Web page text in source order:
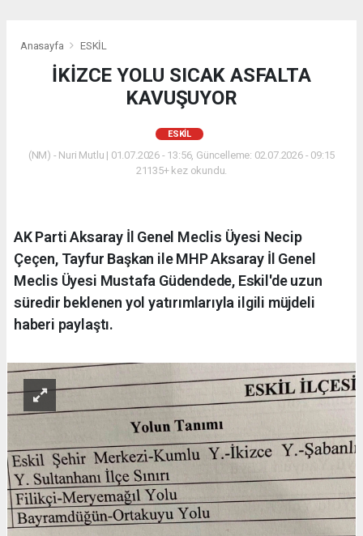
Anasayfa ESKİL
İKİZCE YOLU SICAK ASFALTA
KAVUŞUYOR
ESKİL
(NM) - Nuri Mutlu | 01.07.2026 - 13:56, Güncelleme: 02.07.2026 - 09:15
21135+ kez okundu.
AK Parti Aksaray İl Genel Meclis Üyesi Necip
Çeçen, Tayfur Başkan ile MHP Aksaray İl Genel
Meclis Üyesi Mustafa Güdendede, Eskil'de uzun
süredir beklenen yol yatırımlarıyla ilgili müjdeli
haberi paylaştı.